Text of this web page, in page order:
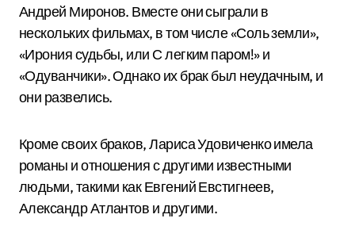
Андрей Миронов. Вместе они сыграли в
нескольких фильмах, в том числе «Соль земли»,
«Ирония судьбы, или С легким паром!» и
«Одуванчики». Однако их брак был неудачным, и
они развелись.
Кроме своих браков, Лариса Удовиченко имела
романы и отношения с другими известными
людьми, такими как Евгений Евстигнеев,
Александр Атлантов и другими.